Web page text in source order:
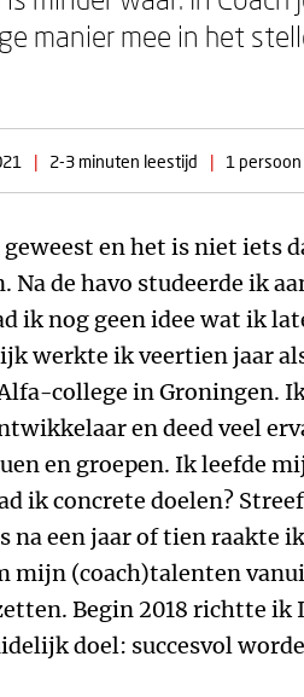
manier mee in het
| 2-3 minuten leestijd | 1
en het is niet iets
de havo studeerde ik
ik nog geen idee wat ik
werkte ik veertien jaar
college in Groningen.
en deed veel
en groepen. Ik leefde
ik concrete doelen?
na een jaar of tien raakte ik
mijn (coach)talenten
Begin 2018 richtte ik
doel: succesvol